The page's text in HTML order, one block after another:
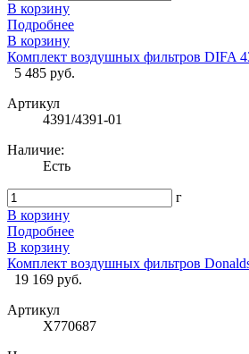
В корзину
Подробнее
В корзину
Комплект воздушных фильтров DIFA
5 485 руб.
Артикул
4391/4391-01
Наличие:
Есть
г
В корзину
Подробнее
В корзину
Комплект воздушных фильтров
19 169 руб.
Артикул
X770687